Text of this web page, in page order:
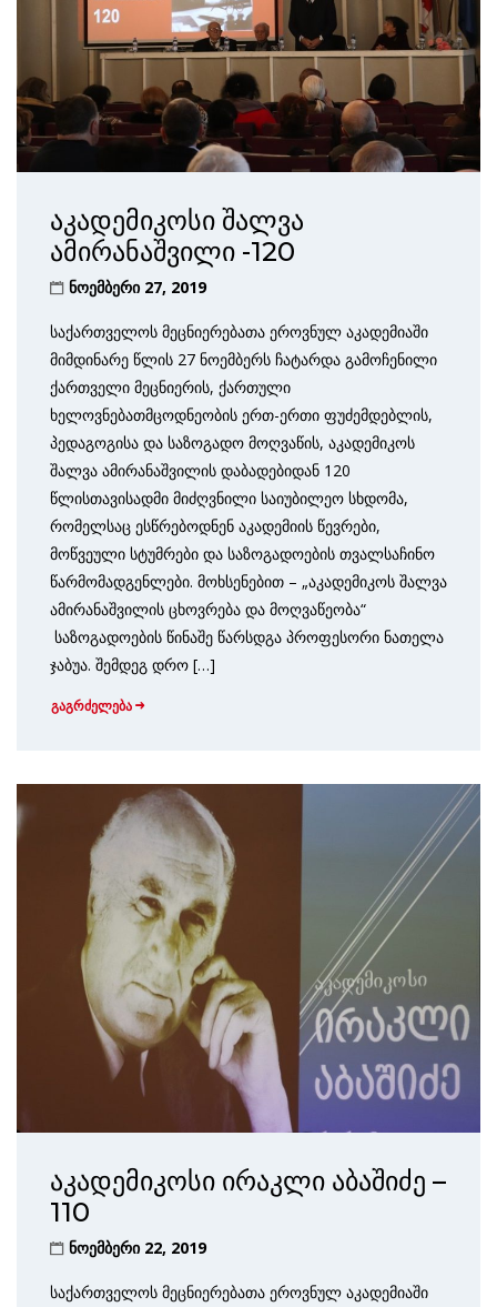
აკადემიკოსი შალვა
ამირანაშვილი -120
ნოემბერი 27, 2019
საქართველოს მეცნიერებათა ეროვნულ აკადემიაში
მიმდინარე წლის 27 ნოემბერს ჩატარდა გამოჩენილი
ქართველი მეცნიერის, ქართული
ხელოვნებათმცოდნეობის ერთ-ერთი ფუძემდებლის,
პედაგოგისა და საზოგადო მოღვაწის, აკადემიკოს
შალვა ამირანაშვილის დაბადებიდან 120
წლისთავისადმი მიძღვნილი საიუბილეო სხდომა,
რომელსაც ესწრებოდნენ აკადემიის წევრები,
მოწვეული სტუმრები და საზოგადოების თვალსაჩინო
წარმომადგენლები. მოხსენებით – „აკადემიკოს შალვა
ამირანაშვილის ცხოვრება და მოღვაწეობა“
საზოგადოების წინაშე წარსდგა პროფესორი ნათელა
ჯაბუა. შემდეგ დრო […]
გაგრძელება
აკადემიკოსი ირაკლი აბაშიძე –
110
ნოემბერი 22, 2019
საქართველოს მეცნიერებათა ეროვნულ აკადემიაში